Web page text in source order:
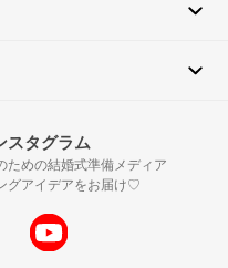
スタグラム
ための結婚式準備メディア
グアイデアをお届け♡